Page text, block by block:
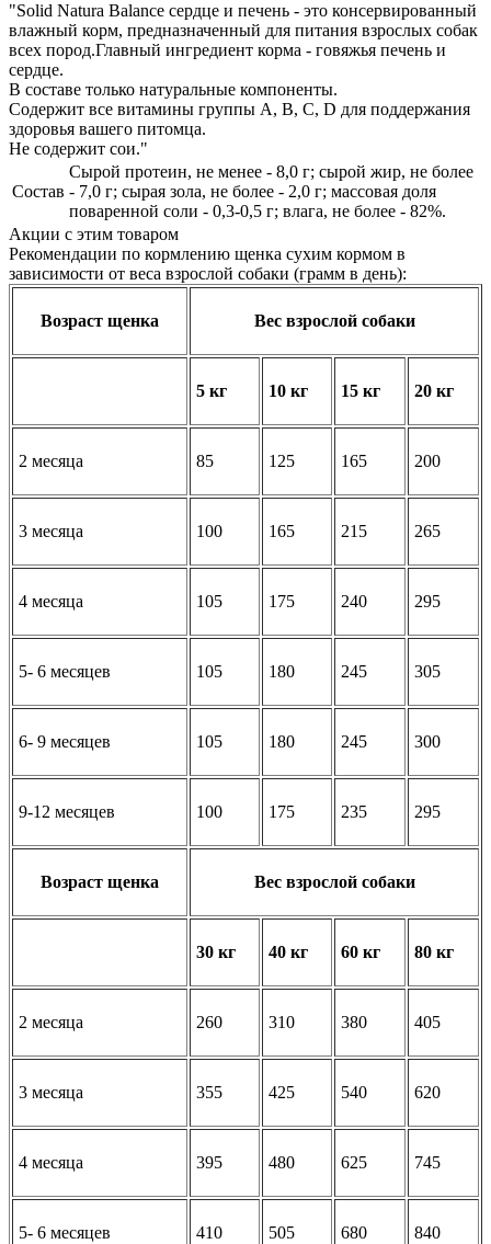
"Solid Natura Balance сердце и печень - это консервированный
влажный корм, предназначенный для питания взрослых собак
всех пород.Главный ингредиент корма - говяжья печень и
сердце.
В составе только натуральные компоненты.
Содержит все витамины группы А, В, С, D для поддержания
здоровья вашего питомца.
Не содержит сои."
Состав
Сырой протеин, не менее - 8,0 г; сырой жир, не более
- 7,0 г; сырая зола, не более - 2,0 г; массовая доля
поваренной соли - 0,3-0,5 г; влага, не более - 82%.
Акции с этим товаром
Рекомендации по кормлению щенка сухим кормом в
зависимости от веса взрослой собаки (грамм в день):
Возраст щенка Вес взрослой собаки
5 кг 10 кг 15 кг 20 кг
2 месяца 85 125 165 200
3 месяца 100 165 215 265
4 месяца 105 175 240 295
5- 6 месяцев 105 180 245 305
6- 9 месяцев 105 180 245 300
9-12 месяцев 100 175 235 295
Возраст щенка Вес взрослой собаки
30 кг 40 кг 60 кг 80 кг
2 месяца 260 310 380 405
3 месяца 355 425 540 620
4 месяца 395 480 625 745
5- 6 месяцев 410 505 680 840